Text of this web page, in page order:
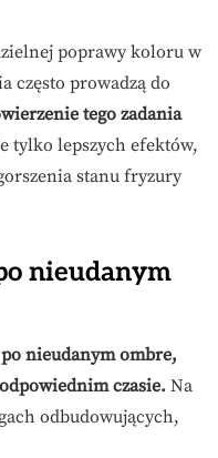
poprawy koloru w
często prowadzą do
tego zadania
tylko lepszych efektów,
stanu fryzury
nieudanym
nieudanym ombre,
czasie. Na
odbudowujących,